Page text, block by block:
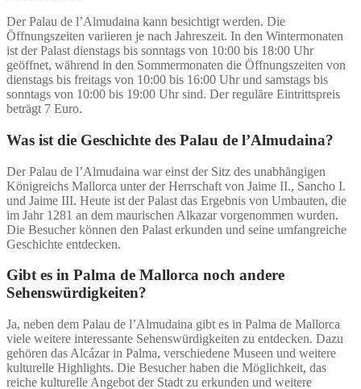
Der Palau de l’Almudaina kann besichtigt werden. Die
Öffnungszeiten variieren je nach Jahreszeit. In den Wintermonaten
ist der Palast dienstags bis sonntags von 10:00 bis 18:00 Uhr
geöffnet, während in den Sommermonaten die Öffnungszeiten von
dienstags bis freitags von 10:00 bis 16:00 Uhr und samstags bis
sonntags von 10:00 bis 19:00 Uhr sind. Der reguläre Eintrittspreis
beträgt 7 Euro.
Was ist die Geschichte des Palau de l’Almudaina?
Der Palau de l’Almudaina war einst der Sitz des unabhängigen
Königreichs Mallorca unter der Herrschaft von Jaime II., Sancho I.
und Jaime III. Heute ist der Palast das Ergebnis von Umbauten, die
im Jahr 1281 an dem maurischen Alkazar vorgenommen wurden.
Die Besucher können den Palast erkunden und seine umfangreiche
Geschichte entdecken.
Gibt es in Palma de Mallorca noch andere
Sehenswürdigkeiten?
Ja, neben dem Palau de l’Almudaina gibt es in Palma de Mallorca
viele weitere interessante Sehenswürdigkeiten zu entdecken. Dazu
gehören das Alcázar in Palma, verschiedene Museen und weitere
kulturelle Highlights. Die Besucher haben die Möglichkeit, das
reiche kulturelle Angebot der Stadt zu erkunden und weitere